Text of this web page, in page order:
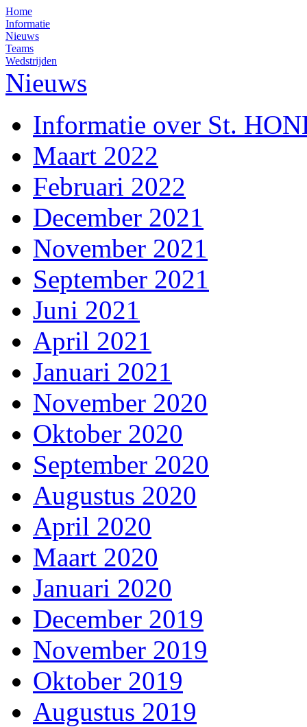
Home
Informatie
Nieuws
Teams
Wedstrijden
Nieuws
Informatie over St.
Maart 2022
Februari 2022
December 2021
November 2021
September 2021
Juni 2021
April 2021
Januari 2021
November 2020
Oktober 2020
September 2020
Augustus 2020
April 2020
Maart 2020
Januari 2020
December 2019
November 2019
Oktober 2019
Augustus 2019